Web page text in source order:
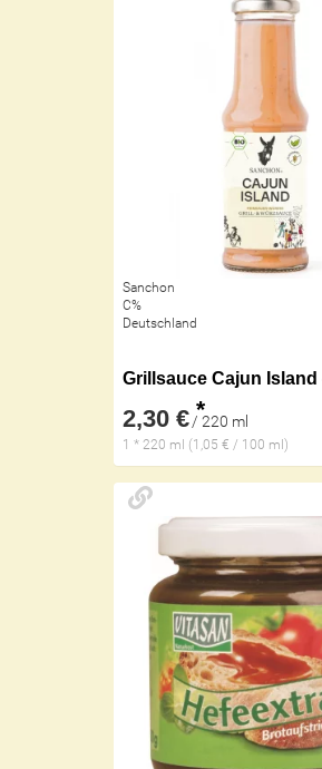
Sanchon
C%
Deutschland
2,30 € *
/ 220 ml
1 * 220 ml (1,05 € / 100 ml)